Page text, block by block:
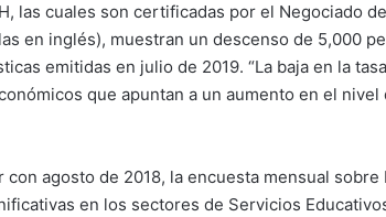
las cuales son certificadas por el Negociado
en inglés), muestran un descenso de 5,000
emitidas en julio de 2019. “La baja en la
que apuntan a un aumento en el nivel
con agosto de 2018, la encuesta mensual sobre
en los sectores de Servicios